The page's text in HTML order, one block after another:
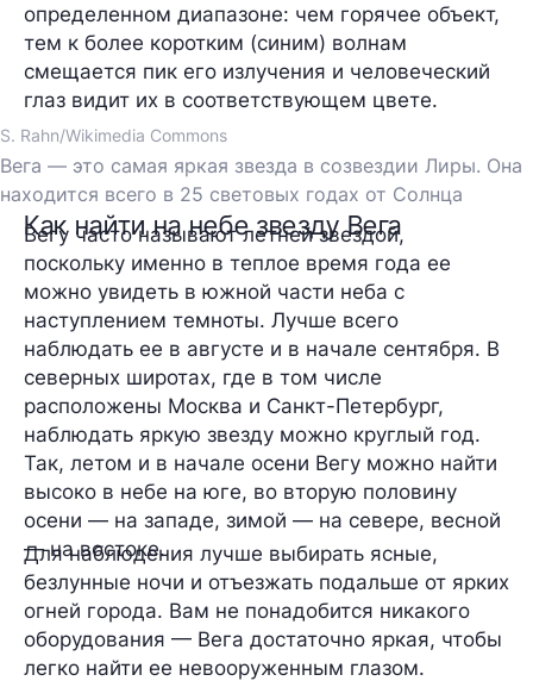
определенном диапазоне: чем горячее объект,
тем к более коротким (синим) волнам
смещается пик его излучения и человеческий
глаз видит их в соответствующем цвете.
S. Rahn/Wikimedia Commons
Вега — это самая яркая звезда в созвездии Лиры. Она
находится всего в 25 световых годах от Солнца
Как найти на небе звезду Вега
Вегу часто называют летней звездой,
поскольку именно в теплое время года ее
можно увидеть в южной части неба с
наступлением темноты. Лучше всего
наблюдать ее в августе и в начале сентября. В
северных широтах, где в том числе
расположены Москва и Санкт-Петербург,
наблюдать яркую звезду можно круглый год.
Так, летом и в начале осени Вегу можно найти
высоко в небе на юге, во вторую половину
осени — на западе, зимой — на севере, весной
— на востоке.
Для наблюдения лучше выбирать ясные,
безлунные ночи и отъезжать подальше от ярких
огней города. Вам не понадобится никакого
оборудования — Вега достаточно яркая, чтобы
легко найти ее невооруженным глазом.